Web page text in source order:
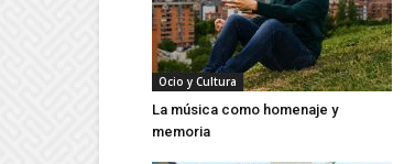
Ocio y Cultura
La música como homenaje y
memoria